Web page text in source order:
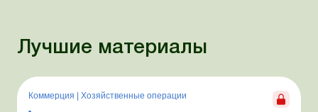
Лучшие материалы
Коммерция Хозяйственные операции